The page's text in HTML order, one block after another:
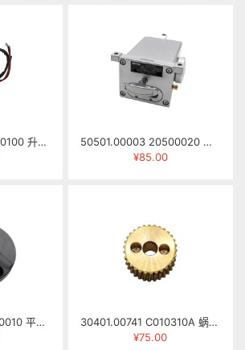
50101.00004 20100100 升降电机 57ZYN041 DC24V 3500RPM 0.3N.M
50501.00003 20500020 手拉注油泵 NKHL-8R（NB左向封边机用）
¥85.00
43101.00009 13140010 平面手轮 φ16×φ183
30401.00741 C010310A 蜗轮 MJ263-0310C
¥75.00